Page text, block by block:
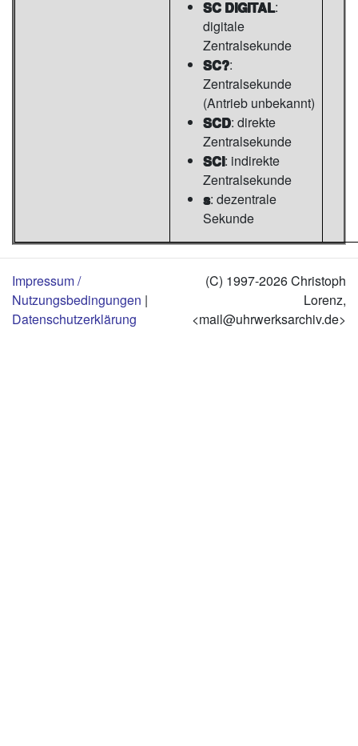
SC DIGITAL:
digitale
Zentralsekunde
SC?:
Zentralsekunde
(Antrieb unbekannt)
SCD: direkte
Zentralsekunde
SCI: indirekte
Zentralsekunde
s: dezentrale
Sekunde
Impressum /
Nutzungsbedingungen |
Datenschutzerklärung
(C) 1997-2026 Christoph
Lorenz,
<mail@uhrwerksarchiv.de>